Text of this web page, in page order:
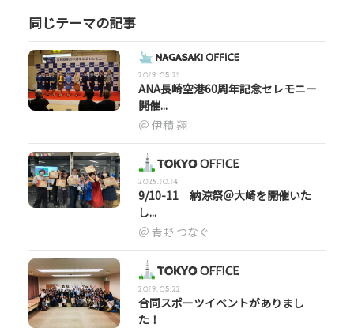
同じテーマの記事
2019.05.21
ANA長崎空港60周年記念セレモニー
開催...
伊積 翔
2025.10.14
9/10-11 納涼祭＠大崎を開催いた
し...
青野 つなぐ
2019.05.22
合同スポーツイベントがありまし
た！